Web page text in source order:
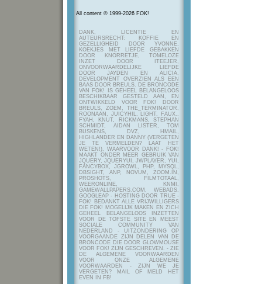
All content © 1999-2026 FOK!
DANK, LICENTIE EN
AUTEURSRECHT: KOFFIE EN
GEZELLIGHEID DOOR YVONNE,
KOEKJES MET LIEFDE GEBAKKEN
DOOR KNORRETJE, TOMELOZE
INZET DOOR ITEEJER,
ONVOORWAARDELIJKE LIEFDE
DOOR JAYDEN EN ALICIA,
DEVELOPMENT OVERZIEN ALS EEN
BAAS DOOR BREULS. DE BRONCODE
VAN FOK! IS GEHEEL BELANGELOOS
BESCHIKBAAR GESTELD AAN, EN
ONTWIKKELD VOOR FOK! DOOR
BREULS, ZOEM, THE_TERMINATOR,
ROONAAN, JUICYHIL, LIGHT, FAUX.,
FYAH, KNUT, RICKMANS, STEPHAN
SCHMIDT, AIDAN LISTER, TOM
BUSKENS, DVZ, HMAIL,
HIGHLANDER EN DANNY (VERGETEN
JE TE VERMELDEN? LAAT HET
WETEN!), WAARVOOR DANK! - FOK!
MAAKT ONDER MEER GEBRUIK VAN
JQUERY, JQUERYUI, JWPLAYER, YUI,
FANCYBOX, JGROWL, PHP, MYSQL,
DBSIGHT, ANP, NOVUM, ZOOM.IN,
PROSHOTS, FILMTOTAAL,
WEERONLINE, KNMI,
GAMEWALLPAPERS.COM, WEBADS,
GOOGLEAP - HOSTING DOOR TRUE -
FOK! BEDANKT ALLE VRIJWILLIGERS
DIE FOK! MOGELIJK MAKEN EN ZICH
GEHEEL BELANGELOOS INZETTEN
VOOR DE TOFSTE SITE EN MEEST
SOCIALE COMMUNITY VAN
NEDERLAND - UITZONDERING OP
VOORGAANDE ZIJN DELEN VAN DE
BRONCODE DIE DOOR GLOWMOUSE
VOOR FOK! ZIJN GESCHREVEN. - ZIE
DE ALGEMENE VOORWAARDEN
VOOR ONZE ALGEMENE
VOORWAARDEN - ZIJN WE JE
VERGETEN? MAIL OF MELD HET
EVEN IN FB!